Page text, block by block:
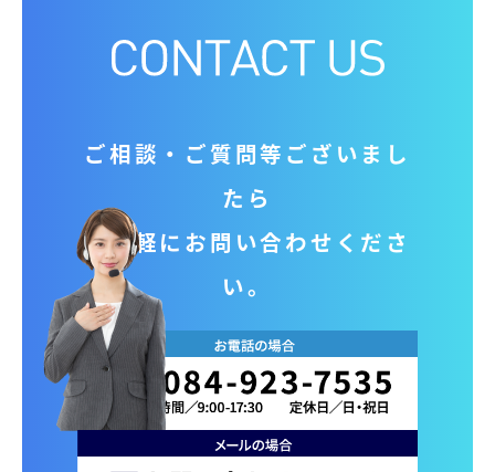
ご相談‧ご質問等ございまし
たら
お気軽にお問い合わせくださ
い。